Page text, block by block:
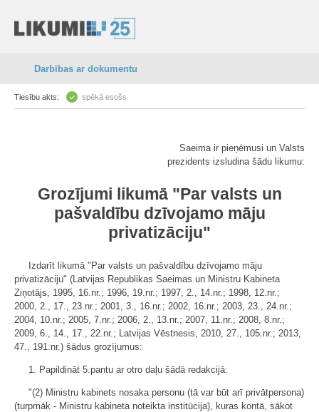
Darbības ar dokumentu
Tiesību akts: spēkā esošs
Saeima ir pieņēmusi un Valsts
prezidents izsludina šādu likumu:
Grozījumi likumā "Par valsts un
pašvaldību dzīvojamo māju
privatizāciju"
Izdarīt likumā "Par valsts un pašvaldību dzīvojamo māju
privatizāciju" (Latvijas Republikas Saeimas un Ministru Kabineta
Ziņotājs, 1995, 16.nr.; 1996, 19.nr.; 1997, 2., 14.nr.; 1998, 12.nr.;
2000, 2., 17., 23.nr.; 2001, 3., 16.nr.; 2002, 16.nr.; 2003, 23., 24.nr.;
2004, 10.nr.; 2005, 7.nr.; 2006, 2., 13.nr.; 2007, 11.nr.; 2008, 8.nr.;
2009, 6., 14., 17., 22.nr.; Latvijas Vēstnesis, 2010, 27., 105.nr.; 2013,
47., 191.nr.) šādus grozījumus:
1. Papildināt 5.pantu ar otro daļu šādā redakcijā:
"(2) Ministru kabinets nosaka personu (tā var būt arī privātpersona)
(turpmāk - Ministru kabineta noteikta institūcija), kuras kontā, sākot